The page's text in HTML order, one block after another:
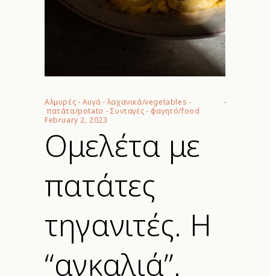
Αλμυρές - Αυγά - λαχανικά/vegetables -
πατάτα/potato - Συνταγές - φαγητό/food
February 2, 2023
Ομελέτα με
πατάτες
τηγανιτές. Η
“αγκαλιά”.